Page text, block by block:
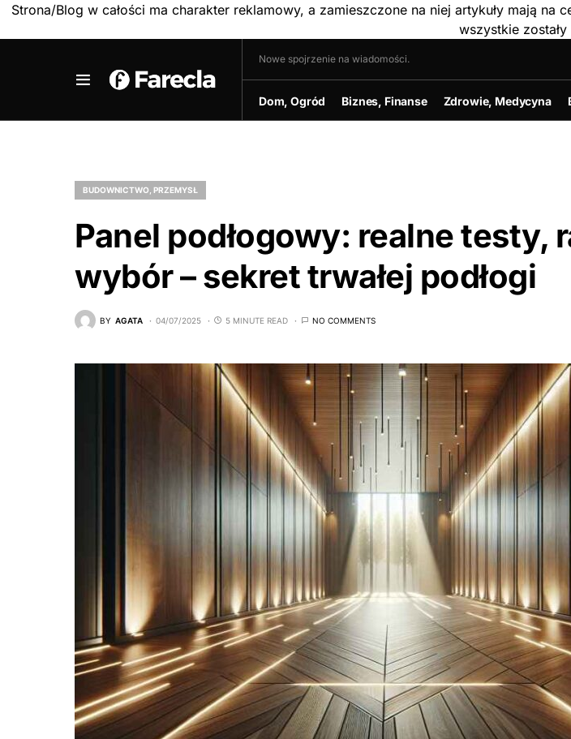
Strona/Blog w całości ma charakter reklamowy, a zamieszczone na niej artykuły mają
wszystkie zostały
Nowe spojrzenie na wiadomości.
Dom, Ogród Biznes, Finanse Zdrowie, Medycyna
BUDOWNICTWO, PRZEMYSŁ
Panel podłogowy: realne testy,
wybór – sekret trwałej podłogi
BY AGATA 04/07/2025 5 MINUTE READ NO COMMENTS